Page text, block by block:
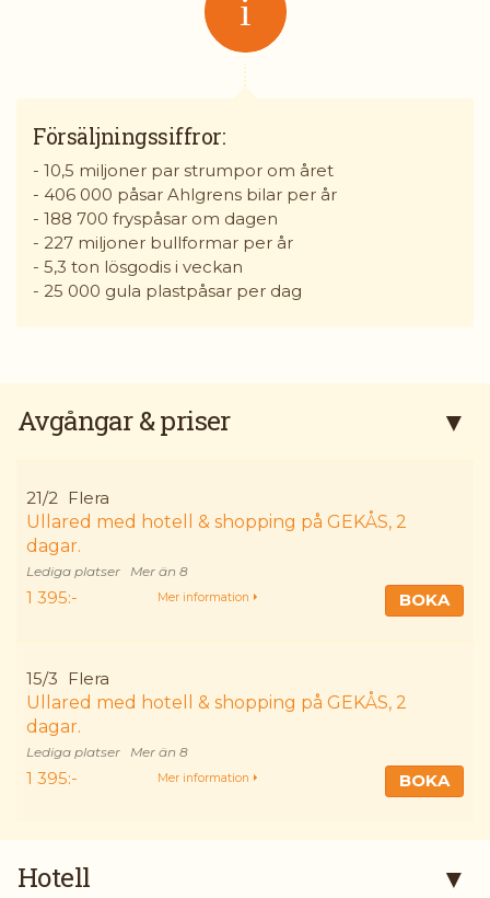
Försäljningssiffror:
- 10,5 miljoner par strumpor om året
- 406 000 påsar Ahlgrens bilar per år
- 188 700 fryspåsar om dagen
- 227 miljoner bullformar per år
- 5,3 ton lösgodis i veckan
- 25 000 gula plastpåsar per dag
Avgångar & priser
21/2
Flera
Ullared med hotell & shopping på GEKÅS, 2
dagar.
Mer än 8
1 395:- BOKA
Mer information
15/3
Flera
Ullared med hotell & shopping på GEKÅS, 2
dagar.
Mer än 8
1 395:- BOKA
Mer information
Hotell